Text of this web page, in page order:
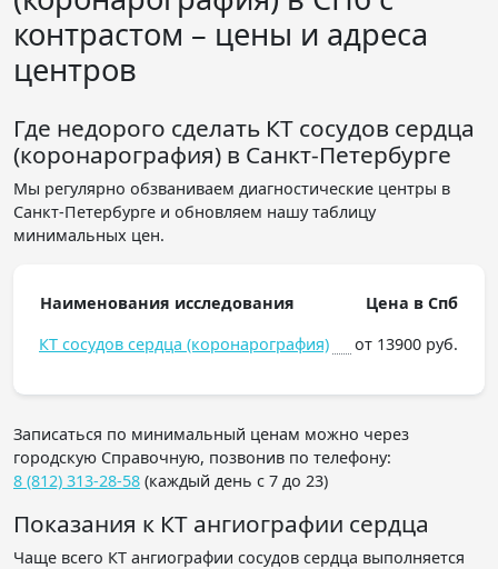
контрастом – цены и адреса
центров
Где недорого сделать КТ сосудов сердца
(коронарография) в Санкт-Петербурге
Мы регулярно обзваниваем диагностические центры в
Санкт-Петербурге и обновляем нашу таблицу
минимальных цен.
Наименования исследования
Цена в Спб
КТ сосудов сердца (коронарография)
от 13900 руб.
Записаться по минимальный ценам можно через
городскую Справочную, позвонив по телефону:
8 (812) 313-28-58 (каждый день с 7 до 23)
Показания к КТ ангиографии сердца
Чаще всего КТ ангиографии сосудов сердца выполняется